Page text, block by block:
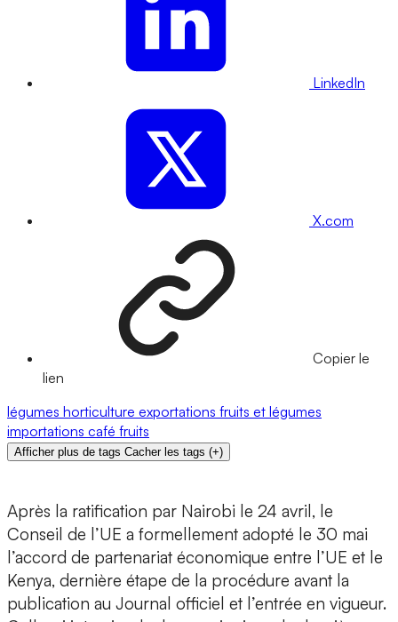
LinkedIn
X.com
Copier le
lien
légumes horticulture exportations fruits et légumes
importations café fruits
Afficher plus de tags Cacher les tags (+)
Après la ratification par Nairobi le 24 avril, le
Conseil de l’UE a formellement adopté le 30 mai
l’accord de partenariat économique entre l’UE et le
Kenya, dernière étape de la procédure avant la
publication au Journal officiel et l’entrée en vigueur.